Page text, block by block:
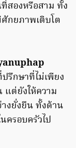
สองหรือสาม ทั้ง
กยภาพเติบโต
รึกษาที่ไม่เพียง
แต่ยังให้ความ
งยั่งยืน ทั้งด้าน
ครอบครัวไป